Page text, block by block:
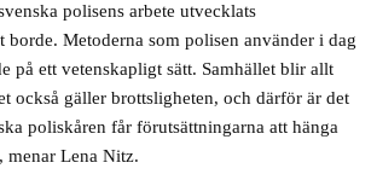
polisens arbete utvecklats
borde. Metoderna som polisen använder i dag
på ett vetenskapligt sätt. Samhället blir allt
också gäller brottsligheten, och därför är det
poliskåren får förutsättningarna att hänga
menar Lena Nitz.